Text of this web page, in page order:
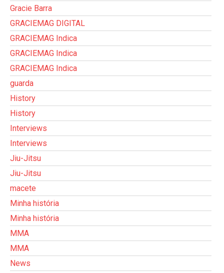
Gracie Barra
GRACIEMAG DIGITAL
GRACIEMAG Indica
GRACIEMAG Indica
GRACIEMAG Indica
guarda
History
History
Interviews
Interviews
Jiu-Jitsu
Jiu-Jitsu
macete
Minha história
Minha história
MMA
MMA
News